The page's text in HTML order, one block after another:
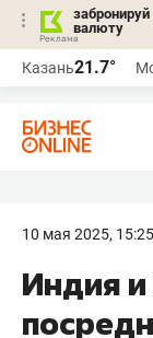
забронируй
валюту
Казань21.7°
10 мая 2025, 15:25
Индия и